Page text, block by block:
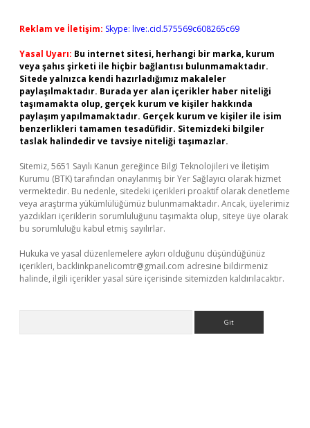
Reklam ve İletişim: Skype: live:.cid.575569c608265c69
Yasal Uyarı: Bu internet sitesi, herhangi bir marka, kurum
veya şahıs şirketi ile hiçbir bağlantısı bulunmamaktadır.
Sitede yalnızca kendi hazırladığımız makaleler
paylaşılmaktadır. Burada yer alan içerikler haber niteliği
taşımamakta olup, gerçek kurum ve kişiler hakkında
paylaşım yapılmamaktadır. Gerçek kurum ve kişiler ile isim
benzerlikleri tamamen tesadüfidir. Sitemizdeki bilgiler
taslak halindedir ve tavsiye niteliği taşımazlar.
Sitemiz, 5651 Sayılı Kanun gereğince Bilgi Teknolojileri ve İletişim
Kurumu (BTK) tarafından onaylanmış bir Yer Sağlayıcı olarak hizmet
vermektedir. Bu nedenle, sitedeki içerikleri proaktif olarak denetleme
veya araştırma yükümlülüğümüz bulunmamaktadır. Ancak, üyelerimiz
yazdıkları içeriklerin sorumluluğunu taşımakta olup, siteye üye olarak
bu sorumluluğu kabul etmiş sayılırlar.
Hukuka ve yasal düzenlemelere aykırı olduğunu düşündüğünüz
içerikleri, backlinkpanelicomtr@gmail.com adresine bildirmeniz
halinde, ilgili içerikler yasal süre içerisinde sitemizden kaldırılacaktır.